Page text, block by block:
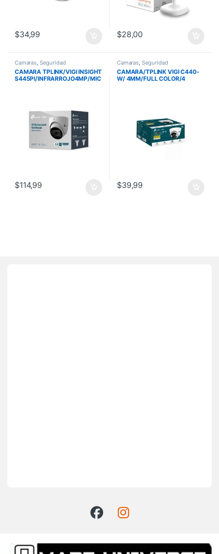
$34,99 $28,00
Camaras, Seguridad
CAMARA TPLINK/VIGI INSIGHT
S445PI/INFRARROJO4MP/MIC
$114,99
Camaras, Seguridad
CAMARA/TPLINK VIGI C440-
W/ 4MM/FULL COLOR/4
$39,99